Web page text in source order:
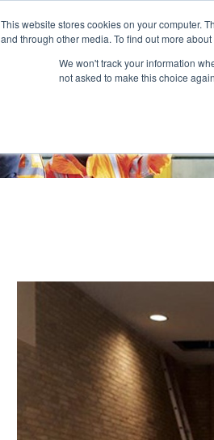
This website stores cookies on your computer.
and through other media. To find out more
We won't track your information
not asked to make this choice
BERATUNG